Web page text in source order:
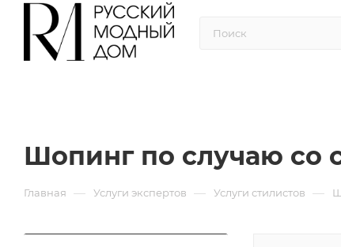
Шопинг по случаю со
Главная — Услуги экспертов — Услуги стилистов —